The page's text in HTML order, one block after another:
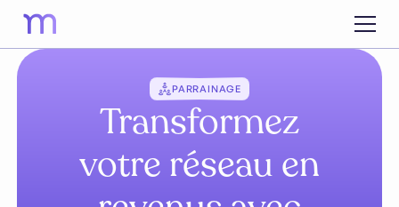
PARRAINAGE
Transformez
votre réseau en